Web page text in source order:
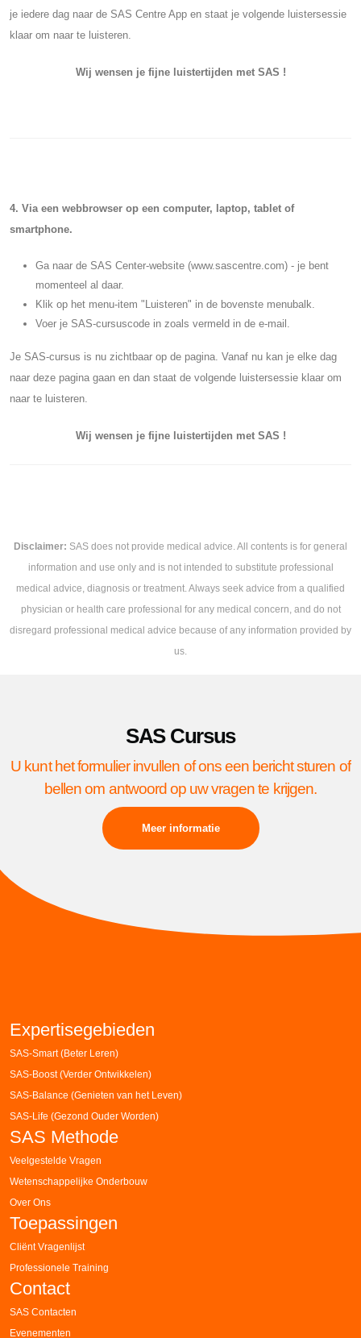
je iedere dag naar de SAS Centre App en staat je volgende luistersessie
klaar om naar te luisteren.
Wij wensen je fijne luistertijden met SAS !
4. Via een webbrowser op een computer, laptop, tablet of
smartphone.
Ga naar de SAS Center-website (www.sascentre.com) - je bent
momenteel al daar.
Klik op het menu-item "Luisteren" in de bovenste menubalk.
Voer je SAS-cursuscode in zoals vermeld in de e-mail.
Je SAS-cursus is nu zichtbaar op de pagina. Vanaf nu kan je elke dag
naar deze pagina gaan en dan staat de volgende luistersessie klaar om
naar te luisteren.
Wij wensen je fijne luistertijden met SAS !
Disclaimer: SAS does not provide medical advice. All contents is for general
information and use only and is not intended to substitute professional
medical advice, diagnosis or treatment. Always seek advice from a qualified
physician or health care professional for any medical concern, and do not
disregard professional medical advice because of any information provided by
us.
SAS Cursus
U kunt het formulier invullen of ons een bericht sturen of
bellen om antwoord op uw vragen te krijgen.
Meer informatie
Expertisegebieden
SAS-Smart (Beter Leren)
SAS-Boost (Verder Ontwikkelen)
SAS-Balance (Genieten van het Leven)
SAS-Life (Gezond Ouder Worden)
SAS Methode
Veelgestelde Vragen
Wetenschappelijke Onderbouw
Over Ons
Toepassingen
Cliënt Vragenlijst
Professionele Training
Contact
SAS Contacten
Evenementen